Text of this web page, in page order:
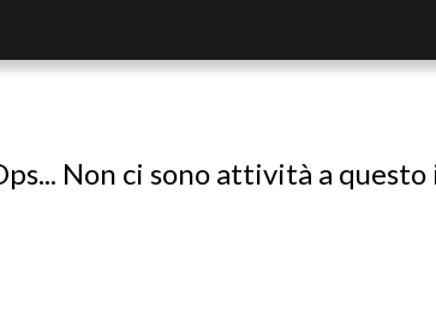
Non ci sono attività a